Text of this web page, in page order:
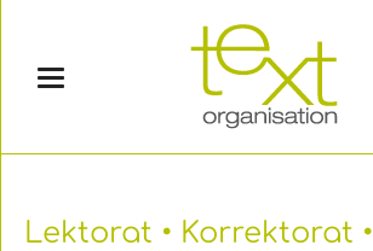
Lektorat • Korrektorat •